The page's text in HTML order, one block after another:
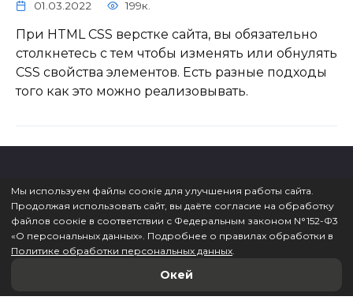
Мы используем файлы соокіе для улучшения работы сайта.
Продолжая использовать сайт, вы даёте согласие на обработку
файлов соокіе в соответствии с Федеральным законом N°152-Ф3
«O персональных данных». Подробнее о правилах обработки в
Политике обработки персональных данных.
Окей
01.03.2022 199к.
При HTML CSS верстке сайта, вы обязательно
столкнетесь с тем чтобы изменять или обнулять
CSS свойства элементов. Есть разные подходы
того как это можно реализовывать.
© 2026 ВебКадеми